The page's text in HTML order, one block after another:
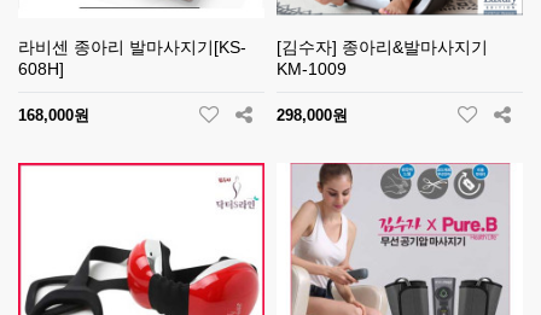
라비센 종아리 발마사지기[KS-
608H]
168,000원
[김수자] 종아리&발마사지기
KM-1009
298,000원